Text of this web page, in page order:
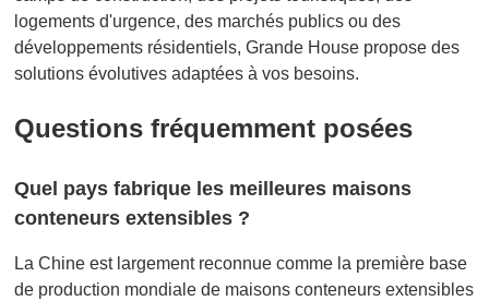
logements d'urgence, des marchés publics ou des
développements résidentiels, Grande House propose des
solutions évolutives adaptées à vos besoins.
Questions fréquemment posées
Quel pays fabrique les meilleures maisons
conteneurs extensibles ?
La Chine est largement reconnue comme la première base
de production mondiale de maisons conteneurs extensibles